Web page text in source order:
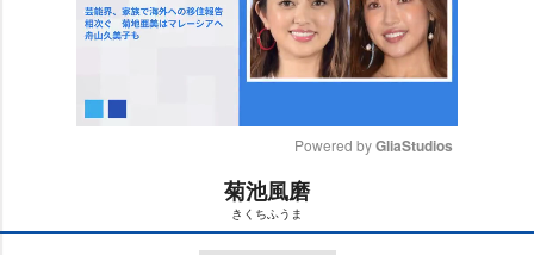
t
Powered by GliaStudios
菊池風磨
きくちふうま